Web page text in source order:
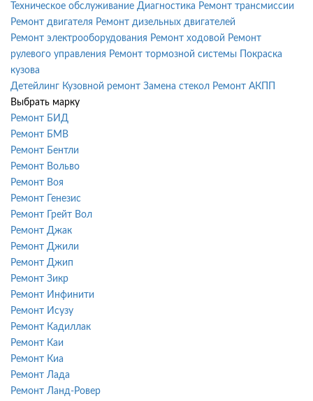
Техническое обслуживание Диагностика Ремонт трансмиссии
Ремонт двигателя Ремонт дизельных двигателей
Ремонт электрооборудования Ремонт ходовой Ремонт
рулевого управления Ремонт тормозной системы
Покраска
кузова
Детейлинг Кузовной ремонт Замена стекол Ремонт АКПП
Выбрать марку
Ремонт БИД
Ремонт БМВ
Ремонт Бентли
Ремонт Вольво
Ремонт Воя
Ремонт Генезис
Ремонт Грейт Вол
Ремонт Джак
Ремонт Джили
Ремонт Джип
Ремонт Зикр
Ремонт Инфинити
Ремонт Исузу
Ремонт Кадиллак
Ремонт Каи
Ремонт Киа
Ремонт Лада
Ремонт Ланд-Ровер